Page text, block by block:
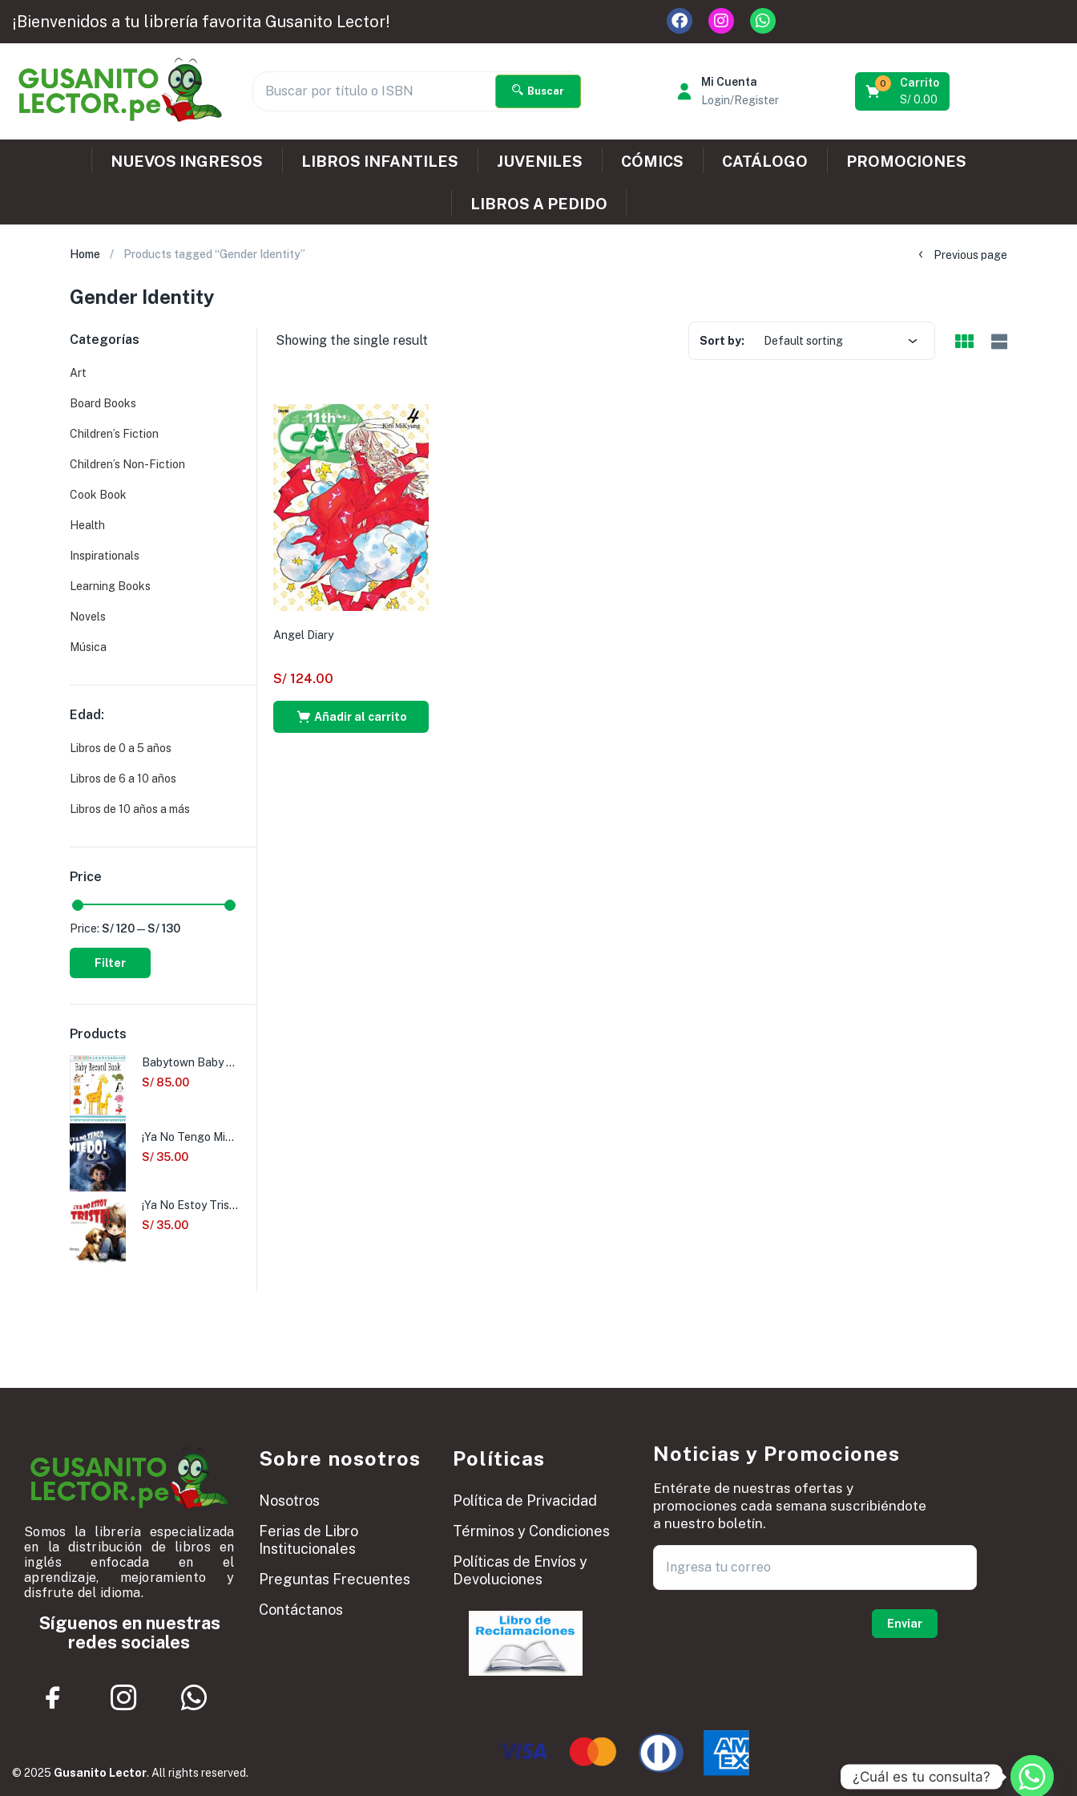
¡Bienvenidos a tu librería favorita Gusanito Lector!
Buscar
Mi Cuenta
Login/Register
Carrito
0
S/0.00
NUEVOS INGRESOS LIBROS INFANTILES JUVENILES CÓMICS CATÁLOGO PROMOCIONES
LIBROS A PEDIDO
Home Products tagged “Gender Identity” Previous page
Gender Identity
Showing the single result Sort by: Default sorting
Angel Diary
S/ 124.00
Añadir al carrito
Categorías
Art
Board Books
Children’s Fiction
Children’s Non-Fiction
Cook Book
Health
Inspirationals
Learning Books
Novels
Música
Edad:
Libros de 0 a 5 años
Libros de 6 a 10 años
Libros de 10 años a más
Price
Filter
Price: S/ 120—S/ 130
Products
Babytown Baby Record Book
S/ 85.00
¡Ya No Tengo Miedo!
S/ 35.00
¡Ya No Estoy Triste!
S/ 35.00
Somos la librería especializada
en la distribución de libros en
inglés enfocada en el
aprendizaje, mejoramiento y
disfrute del idioma.
Síguenos en nuestras
redes sociales
Sobre nosotros
Nosotros
Ferias de Libro
Institucionales
Preguntas Frecuentes
Contáctanos
Políticas
Política de Privacidad
Términos y Condiciones
Políticas de Envíos y
Devoluciones
Noticias y Promociones
Entérate de nuestras ofertas y
promociones cada semana suscribiéndote
a nuestro boletín.
© 2025 Gusanito Lector. All rights reserved. ¿Cuál es tu consulta?